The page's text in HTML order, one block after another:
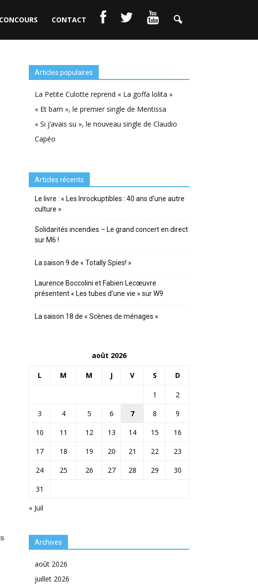
CONCOURS CONTACT
Articles populaires
La Petite Culotte reprend « La goffa lolita »
« Et bam », le premier single de Mentissa
« Si j’avais su », le nouveau single de Claudio
Capéo
Articles récents
Le livre : « Les Inrockuptibles : 40 ans d’une autre
culture »
Solidarités incendies – Le grand concert en direct
sur M6 !
La saison 9 de « Totally Spies! »
Laurence Boccolini et Fabien Lecœuvre
présentent « Les tubes d’une vie » sur W9
La saison 18 de « Scènes de ménages »
août 2026
L M M J V S D
« Juil
1
2
3
4 5 6 7 8
9
10
11 12 13 14 15
16
17
18 19 20 21 22
23
24
25 26 27 28 29
30
31
Archives
août 2026
juillet 2026